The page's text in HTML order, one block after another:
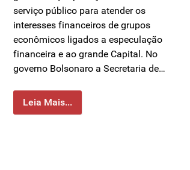
serviço público para atender os
interesses financeiros de grupos
econômicos ligados a especulação
financeira e ao grande Capital. No
governo Bolsonaro a Secretaria de…
Leia Mais...